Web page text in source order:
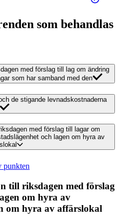
som behandlas
med förslag till lag om ändring
som har samband med den
de stigande levnadskostnaderna
med förslag till lagar om
och lagen om hyra av
punkten
till riksdagen med förslag
om hyra av
om hyra av affärslokal